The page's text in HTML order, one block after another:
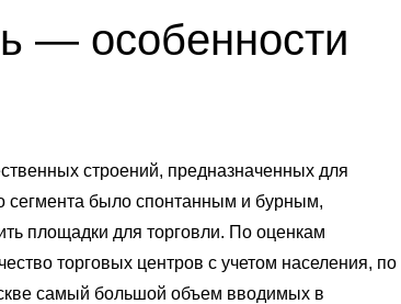
— особенности
строений, предназначенных для
сегмента было спонтанным и бурным,
площадки для торговли. По оценкам
торговых центров с учетом населения, по
самый большой объем вводимых в